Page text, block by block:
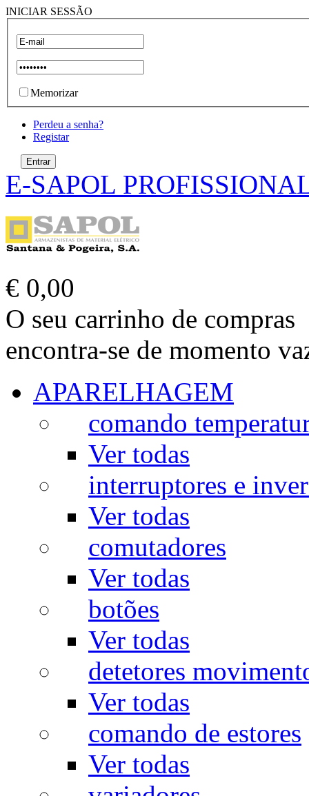
INICIAR SESSÃO
Memorizar
Perdeu a senha?
Registar
E-SAPOL
€ 0,00
O seu carrinho de compras
encontra-se de momento
APARELHAGEM
comando
Ver todas
interruptores e
Ver todas
comutadores
Ver todas
botões
Ver todas
detetores
Ver todas
comando de estores
Ver todas